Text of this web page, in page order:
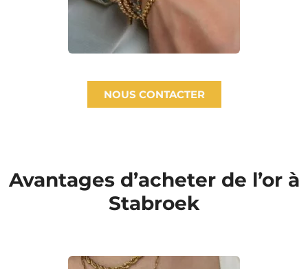
NOUS CONTACTER
Avantages d’acheter de l’or à
Stabroek